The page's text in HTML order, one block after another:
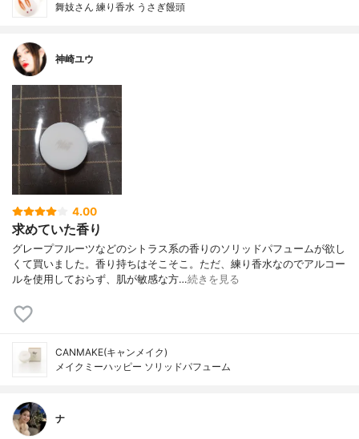
舞妓さん 練り香水 うさぎ饅頭
神崎ユウ
4.00
求めていた香り
グレープフルーツなどのシトラス系の香りのソリッドパフュームが欲し
くて買いました。香り持ちはそこそこ。ただ、練り香水なのでアルコー
ルを使用しておらず、肌が敏感な方…続きを見る
CANMAKE(キャンメイク)
メイクミーハッピー ソリッドパフューム
ナ